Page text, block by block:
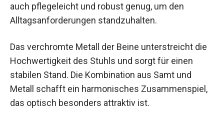
auch pflegeleicht und robust genug, um den
Alltagsanforderungen standzuhalten.
Das verchromte Metall der Beine unterstreicht die
Hochwertigkeit des Stuhls und sorgt für einen
stabilen Stand. Die Kombination aus Samt und
Metall schafft ein harmonisches Zusammenspiel,
das optisch besonders attraktiv ist.